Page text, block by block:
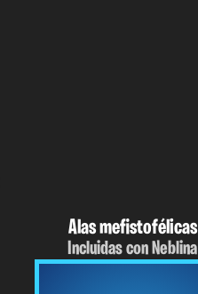
Alas mefistofélicas
Incluidas con Neblina